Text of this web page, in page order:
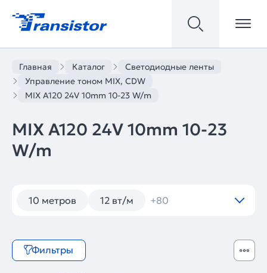
Главная Каталог
Светодиодные ленты
Управление тоном MIX, CDW
MIX A120 24V 10mm 10-23 W/m
MIX A120 24V 10mm 10-23
W/m
10 метров 12 вт/м +80
Фильтры